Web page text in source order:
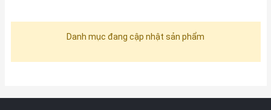
Danh mục đang cập nhật sản phẩm